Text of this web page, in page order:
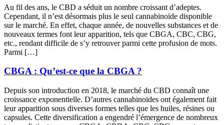
Au fil des ans, le CBD a séduit un nombre croissant d’adeptes.
Cependant, il n’est désormais plus le seul cannabinoïde disponible
sur le marché. En effet, chaque année, de nouvelles substances et de
nouveaux termes font leur apparition, tels que CBGA, CBC, CBG,
etc., rendant difficile de s’y retrouver parmi cette profusion de mots.
Parmi […]
CBGA : Qu’est-ce que la CBGA ?
Depuis son introduction en 2018, le marché du CBD connaît une
croissance exponentielle. D’autres cannabinoïdes ont également fait
leur apparition sous diverses formes telles que les huiles, résines ou
capsules. Cette diversification a engendré l’émergence de nombreux